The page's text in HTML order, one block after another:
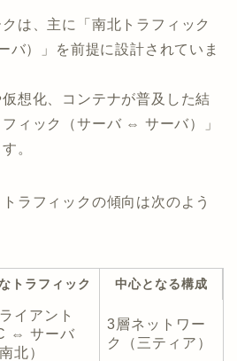
は、主に「南北トラフィック
バ）」を前提に設計されていま
想化、コンテナが普及した結
ィック（サーバ ⇔ サーバ）」
。
ラフィックの傾向は次のよう
トラフィック 中心となる構成
イアント
⇔ サーバ
南北）
3層ネットワー
ク（三ティア）